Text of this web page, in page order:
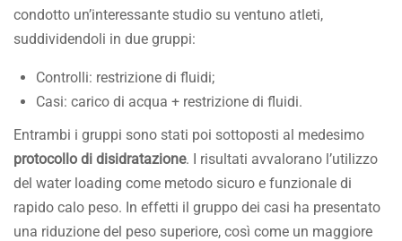
condotto un’interessante studio su ventuno atleti,
suddividendoli in due gruppi:
Controlli: restrizione di fluidi;
Casi: carico di acqua + restrizione di fluidi.
Entrambi i gruppi sono stati poi sottoposti al medesimo
protocollo di disidratazione. I risultati avvalorano l’utilizzo
del water loading come metodo sicuro e funzionale di
rapido calo peso. In effetti il gruppo dei casi ha presentato
una riduzione del peso superiore, così come un maggiore